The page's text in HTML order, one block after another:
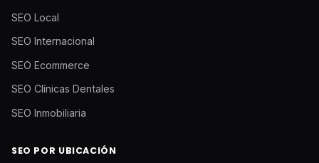
SEO Local
SEO Internacional
SEO Ecommerce
SEO Clínicas Dentales
SEO Inmobiliaria
SEO POR UBICACIÓN